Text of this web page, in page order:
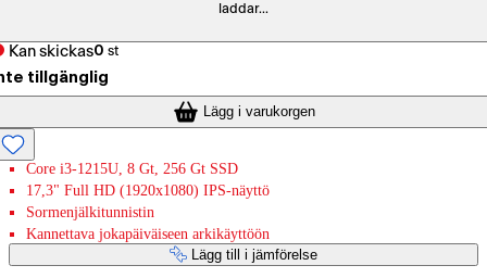
laddar...
Kan skickas0 st
tillgänglig
Lägg i varukorgen
Core i3-1215U, 8 Gt, 256 Gt SSD
17,3" Full HD (1920x1080) IPS-näyttö
Sormenjälkitunnistin
Kannettava jokapäiväiseen arkikäyttöön
Lägg till i jämförelse